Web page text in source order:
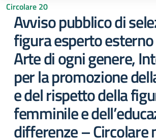
Circolare 20
Avviso pubblico di
figura esperto
Arte di ogni genere,
per la promozione
e del rispetto della
femminile e
differenze – Circolare